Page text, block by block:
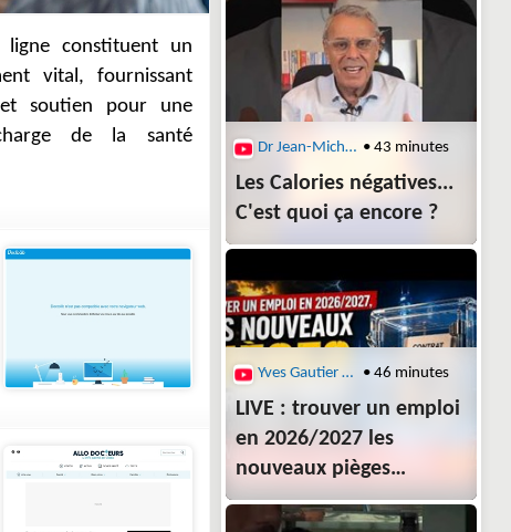
votre moral
Dr Jean-Michel Cohen • 43 minutes
Les Calories négatives...
C'est quoi ça encore ?
Yves Gautier (Coach) • 46 minutes
LIVE : trouver un emploi
en 2026/2027 les
nouveaux pièges
du recrutement